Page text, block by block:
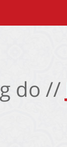
do //